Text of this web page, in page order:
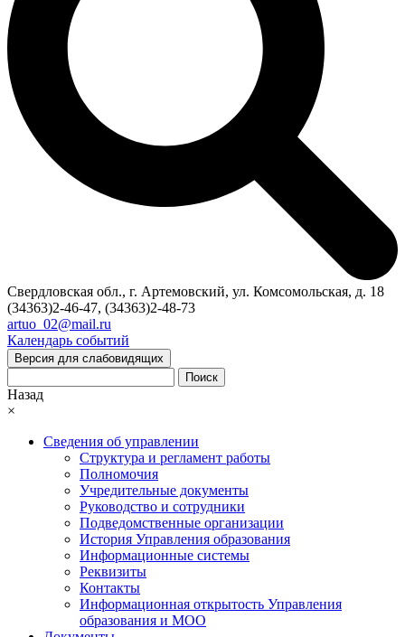
Свердловская обл., г. Артемовский, ул. Комсомольская, д. 18
(34363)2-46-47, (34363)2-48-73
artuo_02@mail.ru
Календарь событий
Версия для слабовидящих
Поиск
Назад
×
Сведения об управлении
Структура и регламент работы
Полномочия
Учредительные документы
Руководство и сотрудники
Подведомственные организации
История Управления образования
Информационные системы
Реквизиты
Контакты
Информационная открытость Управления
образования и МОО